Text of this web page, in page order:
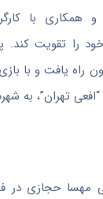
با
را تقویت
راه یافت و با
تهران”، به
مهسا حجازی در